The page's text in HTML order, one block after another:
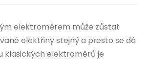
elektroměrem může zůstat
elektřiny stejný a přesto se dá
klasických elektroměrů je